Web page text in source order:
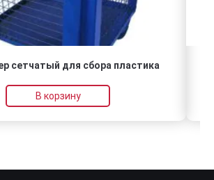
сетчатый для сбора пластика
В корзину